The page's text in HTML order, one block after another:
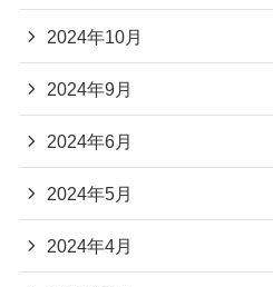
2024年10月
2024年9月
2024年6月
2024年5月
2024年4月